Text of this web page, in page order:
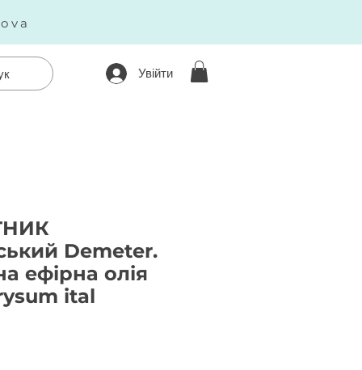
Увійти
Demeter.
ефірна олія
ital